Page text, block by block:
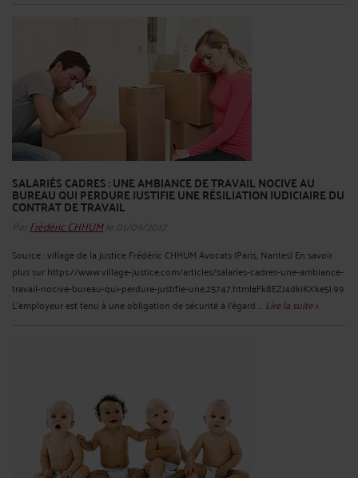
SALARIÉS CADRES : UNE AMBIANCE DE TRAVAIL NOCIVE AU
BUREAU QUI PERDURE JUSTIFIE UNE RÉSILIATION JUDICIAIRE DU
CONTRAT DE TRAVAIL
Par Frédéric CHHUMle 01/09/2017
Source : village de la justice Frédéric CHHUM Avocats (Paris, Nantes) En savoir
plus sur https://www.village-justice.com/articles/salaries-cadres-une-ambiance-
travail-nocive-bureau-qui-perdure-justifie-une,25747.html#Fk8EZJ4dkiKXke5l.99
L’employeur est tenu à une obligation de sécurité à l’égard ... Lire la suite >